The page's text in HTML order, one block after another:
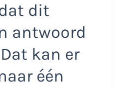
dit
antwoord
kan er
één